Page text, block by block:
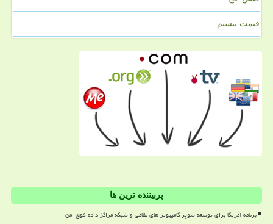
قیمت بیسیم
پربیننده ترین ها
برنامه آمریکا برای توسعه سوپر کامپیوتر های نظامی و شبکه مراکز داده فوق امن